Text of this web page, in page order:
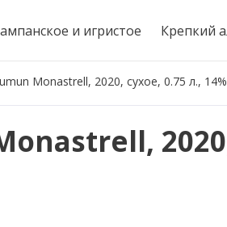
и игристое Крепкий
Monastrell, 2020, сухое, 0.75 л.,